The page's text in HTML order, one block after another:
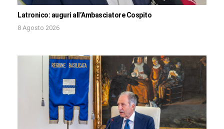
Latronico: auguri all’Ambasciatore Cospito
8 Agosto 2026